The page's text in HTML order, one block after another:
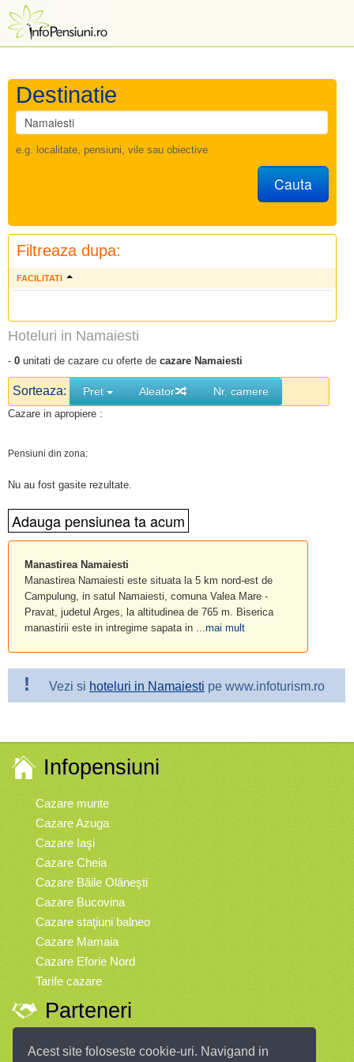
Acest site foloseste cookie-uri. Navigand in
Destinatie
e.g. localitate, pensiuni, vile sau obiective
Cauta
Filtreaza dupa:
FACILITATI
Hoteluri in Namaiesti
- 0 unitati de cazare cu oferte de cazare Namaiesti
Sorteaza: Pret Aleator Nr. camere
Cazare in apropiere :
Pensiuni din zona:
Nu au fost gasite rezultate.
Manastirea Namaiesti
Manastirea Namaiesti este situata la 5 km nord-est de
Campulung, in satul Namaiesti, comuna Valea Mare -
Pravat, judetul Arges, la altitudinea de 765 m. Biserica
manastirii este in intregime sapata in ...mai mult
! Vezi si hoteluri in Namaiesti pe www.infoturism.ro
Infopensiuni
Cazare munte
Cazare Azuga
Cazare Iaşi
Cazare Cheia
Cazare Băile Olăneşti
Cazare Bucovina
Cazare staţiuni balneo
Cazare Mamaia
Cazare Eforie Nord
Tarife cazare
Parteneri